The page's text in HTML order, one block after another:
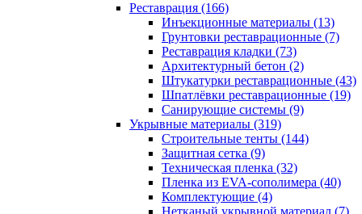
Реставрация (166)
Инъекционные материалы (13)
Грунтовки реставрационные (7)
Реставрация кладки (73)
Архитектурный бетон (2)
Штукатурки реставрационные (43)
Шпатлёвки реставрационные (19)
Санирующие системы (9)
Укрывные материалы (319)
Строительные тенты (144)
Защитная сетка (9)
Техническая пленка (32)
Пленка из EVA-сополимера (40)
Комплектующие (4)
Нетканый укрывной материал (7)